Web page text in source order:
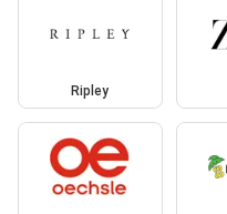
Ripley